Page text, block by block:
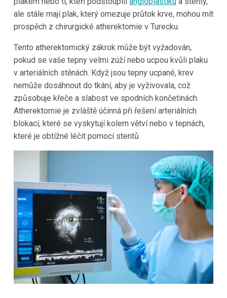
ale stále mají plak, který omezuje průtok krve, mohou mít
prospěch z chirurgické atherektomie v Turecku.
Tento atherektomický zákrok může být vyžadován,
pokud se vaše tepny velmi zúží nebo ucpou kvůli plaku
v arteriálních stěnách. Když jsou tepny ucpané, krev
nemůže dosáhnout do tkání, aby je vyživovala, což
způsobuje křeče a slabost ve spodních končetinách.
Atherektomie je zvláště účinná při řešení arteriálních
blokací, které se vyskytují kolem větví nebo v tepnách,
které je obtížné léčit pomocí stentů.